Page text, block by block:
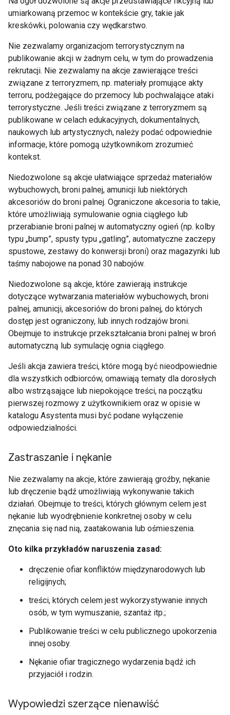
umiarkowaną przemoc w kontekście gry, takie jak
kreskówki, polowania czy wędkarstwo.
Nie zezwalamy organizacjom terrorystycznym na
publikowanie akcji w żadnym celu, w tym do prowadzenia
rekrutacji. Nie zezwalamy na akcje zawierające treści
związane z terroryzmem, np. materiały promujące akty
terroru, podżegające do przemocy lub pochwalające ataki
terrorystyczne. Jeśli treści związane z terroryzmem są
publikowane w celach edukacyjnych, dokumentalnych,
naukowych lub artystycznych, należy podać odpowiednie
informacje, które pomogą użytkownikom zrozumieć
kontekst.
Niedozwolone są akcje ułatwiające sprzedaż materiałów
wybuchowych, broni palnej, amunicji lub niektórych
akcesoriów do broni palnej. Ograniczone akcesoria to takie,
które umożliwiają symulowanie ognia ciągłego lub
przerabianie broni palnej w automatyczny ogień (np. kolby
typu „bump”, spusty typu „gatling”, automatyczne zaczepy
spustowe, zestawy do konwersji broni) oraz magazynki lub
taśmy nabojowe na ponad 30 nabojów.
Niedozwolone są akcje, które zawierają instrukcje
dotyczące wytwarzania materiałów wybuchowych, broni
palnej, amunicji, akcesoriów do broni palnej, do których
dostęp jest ograniczony, lub innych rodzajów broni.
Obejmuje to instrukcje przekształcania broni palnej w broń
automatyczną lub symulację ognia ciągłego.
Jeśli akcja zawiera treści, które mogą być nieodpowiednie
dla wszystkich odbiorców, omawiają tematy dla dorosłych
albo wstrząsające lub niepokojące treści, na początku
pierwszej rozmowy z użytkownikiem oraz w opisie w
katalogu Asystenta musi być podane wyłączenie
odpowiedzialności.
Zastraszanie i nękanie
Nie zezwalamy na akcje, które zawierają groźby, nękanie
lub dręczenie bądź umożliwiają wykonywanie takich
działań. Obejmuje to treści, których głównym celem jest
nękanie lub wyodrębnienie konkretnej osoby w celu
znęcania się nad nią, zaatakowania lub ośmieszenia.
Oto kilka przykładów naruszenia zasad:
dręczenie ofiar konfliktów międzynarodowych lub
religijnych;
treści, których celem jest wykorzystywanie innych
osób, w tym wymuszanie, szantaż itp.;
Publikowanie treści w celu publicznego upokorzenia
innej osoby.
Nękanie ofiar tragicznego wydarzenia bądź ich
przyjaciół i rodzin.
Wypowiedzi szerzące nienawiść